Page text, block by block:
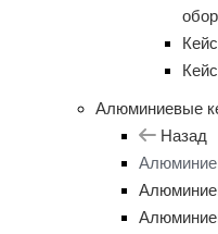
Алюминиевые
Назад